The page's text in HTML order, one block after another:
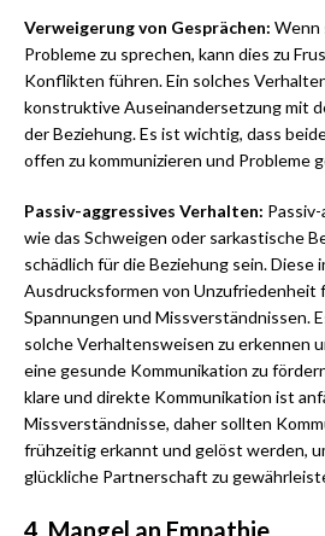
Verweigerung von Gesprächen: Wenn
Probleme zu sprechen, kann dies zu
Konflikten führen. Ein solches
konstruktive Auseinandersetzung mit
der Beziehung. Es ist wichtig, dass
offen zu kommunizieren und Probleme
Passiv-aggressives Verhalten:
wie das Schweigen oder sarkastische
schädlich für die Beziehung sein. Diese
Ausdrucksformen von Unzufriedenheit
Spannungen und Missverständnissen.
solche Verhaltensweisen zu erkennen
eine gesunde Kommunikation zu
klare und direkte Kommunikation ist
Missverständnisse, daher sollten
frühzeitig erkannt und gelöst werden,
glückliche Partnerschaft zu